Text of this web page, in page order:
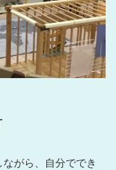
がら、自分ででき